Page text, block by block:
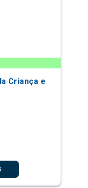
Criança e